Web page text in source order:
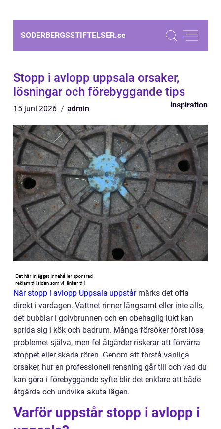
SODERBERGSSTIFTELSER.se
Stopp i avlopp uppsala orsaker,
lösningar och förebyggande tips
15 juni 2026 admin inspiration
När stopp i avlopp Uppsala uppstårmärks det ofta
direkt i vardagen. Vattnet rinner långsamt eller inte alls,
det bubblar i golvbrunnen och en obehaglig lukt kan
sprida sig i kök och badrum. Många försöker först lösa
problemet själva, men fel åtgärder riskerar att förvärra
stoppet eller skada rören. Genom att förstå vanliga
orsaker, hur en professionell rensning går till och vad du
kan göra i förebyggande syfte blir det enklare att både
åtgärda och undvika akuta lägen.
Varför uppstår stopp i avlopp i